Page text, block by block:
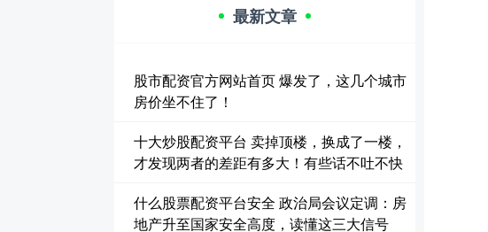
最新文章
股市配资官方网站首页 爆发了，这几个城市
房价坐不住了！
十大炒股配资平台 卖掉顶楼，换成了一楼，
才发现两者的差距有多大！有些话不吐不快
什么股票配资平台安全 政治局会议定调：房
地产升至国家安全高度，读懂这三大信号